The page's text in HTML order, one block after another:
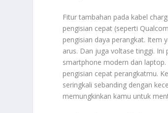
Fitur tambahan pada kabel
pengisian cepat (seperti
pengisian daya perangkat. Item
arus. Dan juga voltase tinggi.
smartphone modern dan
pengisian cepat perangkatmu.
seringkali sebanding dengan
memungkinkan kamu untuk